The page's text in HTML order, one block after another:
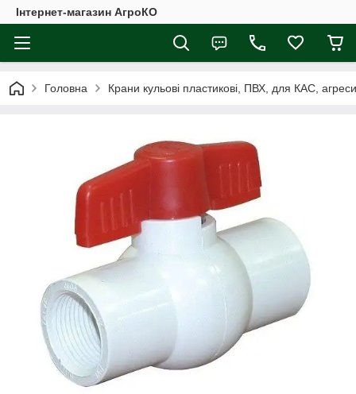
Інтернет-магазин АгроКО
Головна Крани кульові пластикові, ПВХ, для КАС,